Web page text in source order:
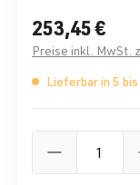
253,45 €
Preise inkl. MwSt.
Lieferbar in 5 bis